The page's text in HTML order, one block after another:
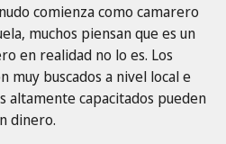
comienza como camarero
muchos piensan que es un
en realidad no lo es. Los
muy buscados a nivel local e
altamente capacitados pueden
dinero.